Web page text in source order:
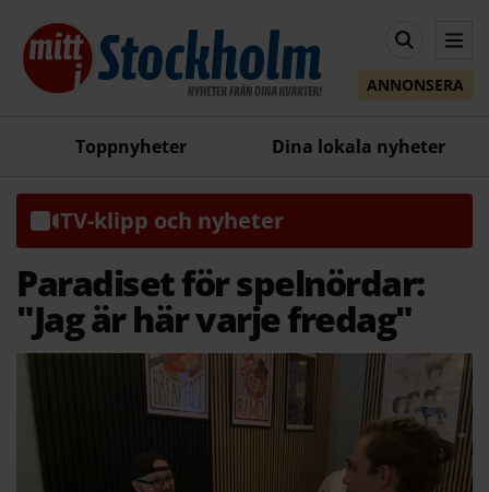
ANNONSERA
Toppnyheter Dina lokala nyheter
TV-klipp och nyheter
Paradiset för spelnördar:
"Jag är här varje fredag"